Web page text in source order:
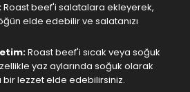
Roast beef'i salatalara ekleyerek,
elde edebilir ve salatanızı
Roast beef'i sıcak veya soğuk
yaz aylarında soğuk olarak
bir lezzet elde edebilirsiniz.